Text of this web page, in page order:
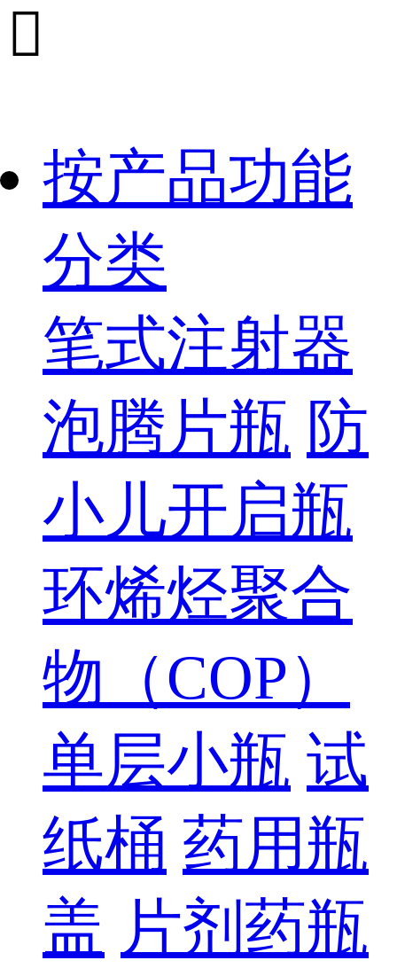

按产品功能
分类
笔式注射器
泡腾片瓶 防
小儿开启瓶
环烯烃聚合
物（COP）
单层小瓶 试
纸桶 药用瓶
盖 片剂药瓶